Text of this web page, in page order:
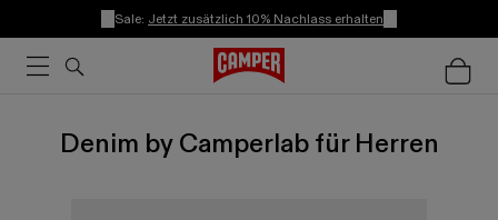
Sale: Jetzt zusätzlich 10% Nachlass erhalten
Denim by Camperlab für Herren